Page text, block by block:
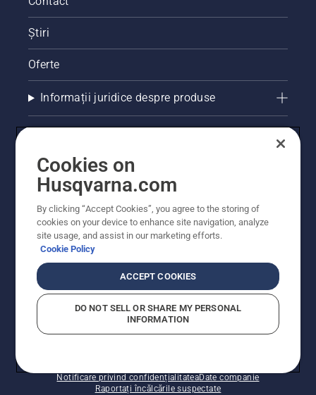
Știri
Oferte
Informații juridice despre produse
© Husqvarna AB (publ). Toate drepturile rezervate.
Prețurile prezentate includ TVA și sunt prețuri
recomandate pentru comercializarea cu amănuntul.
Husqvarna își rezervă dreptul de a face modificări în
Notificare privind confidențialitateaDate companie
Raportați încălcările suspectate
Cookies on
Husqvarna.com
By clicking “Accept Cookies”, you agree to the storing of
cookies on your device to enhance site navigation, analyze
site usage, and assist in our marketing efforts.
Cookie Policy
ACCEPT COOKIES
DO NOT SELL OR SHARE MY PERSONAL
INFORMATION